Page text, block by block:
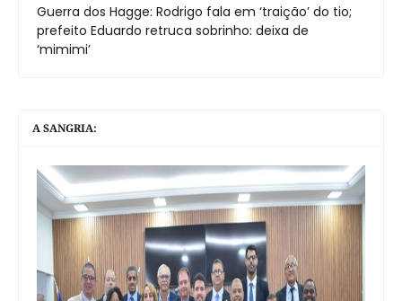
Guerra dos Hagge: Rodrigo fala em ‘traição’ do tio;
prefeito Eduardo retruca sobrinho: deixa de
‘mimimi’
A SANGRIA: